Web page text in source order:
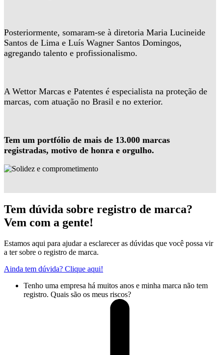
Posteriormente, somaram-se à diretoria Maria Lucineide
Santos de Lima e Luís Wagner Santos Domingos,
agregando talento e profissionalismo.
A Wettor Marcas e Patentes é especialista na proteção de
marcas, com atuação no Brasil e no exterior.
Tem um portfólio de mais de 13.000 marcas
registradas, motivo de honra e orgulho.
Tem dúvida sobre registro de marca?
Vem com a gente!
Estamos aqui para ajudar a esclarecer as dúvidas que você possa vir
a ter sobre o registro de marca.
Ainda tem dúvida? Clique aqui!
Tenho uma empresa há muitos anos e minha marca não tem
registro. Quais são os meus riscos?